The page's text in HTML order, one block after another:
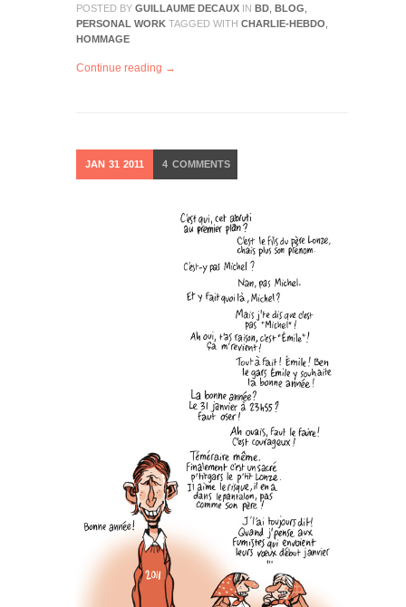
POSTED BY GUILLAUME DECAUX IN BD BLOG
PERSONAL WORK TAGGED WITH CHARLIE-HEBDO
HOMMAGE
Continue reading →
JAN 31 2011 4 COMMENTS